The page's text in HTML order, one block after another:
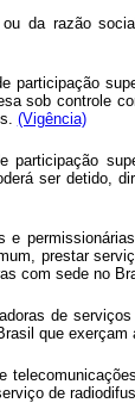
ou da razão
participação
sob controle
(Vigência)
participação
ser detido,
e
prestar
com sede no
de
que
de